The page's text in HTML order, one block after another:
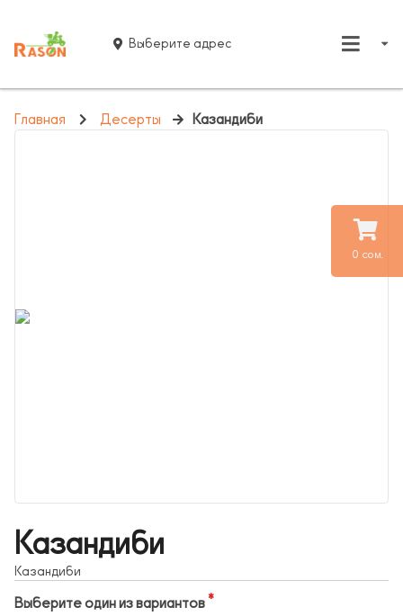
0 сом.
Выберите адрес
Главная Десерты Казандиби
Казандиби
Казандиби
Выберите один из вариантов